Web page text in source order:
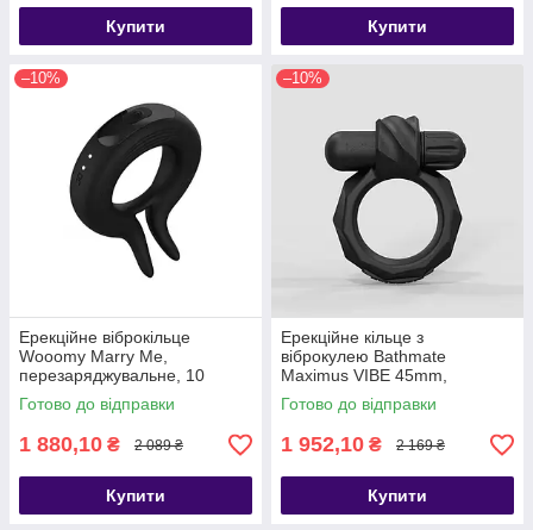
Купити Купити
–10%
Ерекційне віброкільце
Wooomy Marry Me,
перезаряджувальне, 10
режимів вібрації, діаметр 4
см, Черный - SO7440
Готово до відправки
1 880,10 ₴ 2 089 ₴
Купити
–10%
Ерекційне кільце з
віброкулею Bathmate
Maximus VIBE 45mm,
перезаряджається - SO7497
Готово до відправки
1 952,10 ₴ 2 169 ₴
Купити